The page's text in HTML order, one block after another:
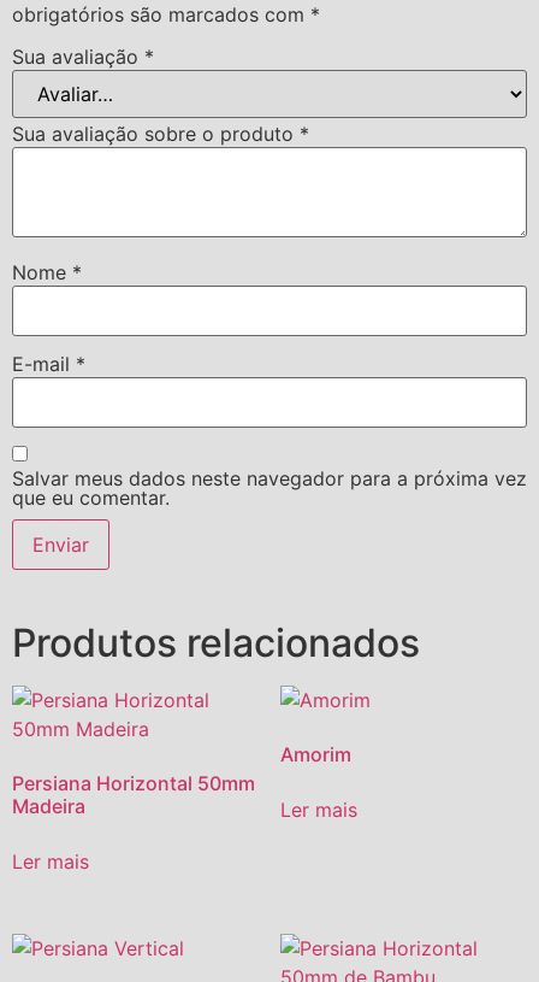
obrigatórios são marcados com *
Sua avaliação *
Sua avaliação sobre o produto *
Nome *
E-mail *
Salvar meus dados neste navegador para a próxima vez
que eu comentar.
Produtos relacionados
Persiana Horizontal 50mm
Madeira
Ler mais
Amorim
Ler mais